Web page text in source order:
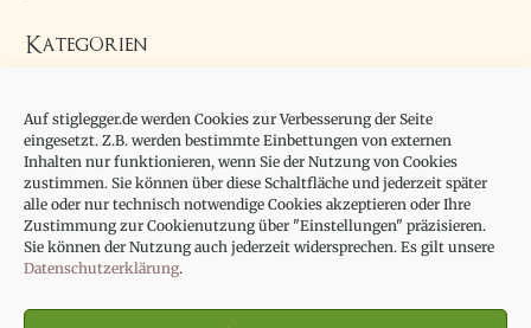
Auf stiglegger.de werden Cookies zur Verbesserung der Seite
eingesetzt. Z.B. werden bestimmte Einbettungen von externen
Inhalten nur funktionieren, wenn Sie der Nutzung von Cookies
zustimmen. Sie können über diese Schaltfläche und jederzeit später
alle oder nur technisch notwendige Cookies akzeptieren oder Ihre
Zustimmung zur Cookienutzung über "Einstellungen" präzisieren.
Sie können der Nutzung auch jederzeit widersprechen. Es gilt unsere
Datenschutzerklärung.
Kategorien
Essay